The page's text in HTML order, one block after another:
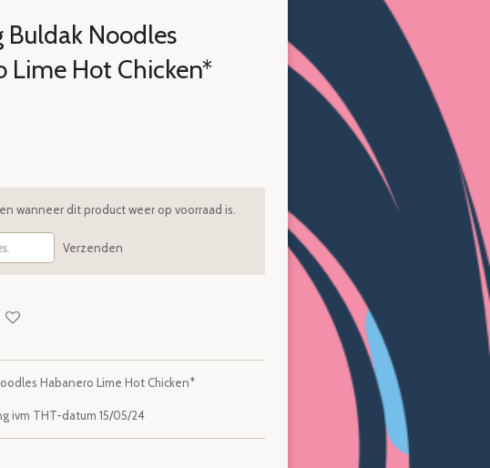
Buldak Noodles
Lime Hot Chicken*
wanneer dit product weer op voorraad is.
Verzenden
Habanero Lime Hot Chicken*
ivm THT-datum 15/05/24